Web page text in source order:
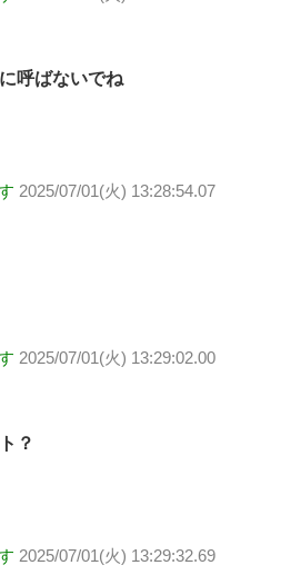
呼ばないでね
2025/07/01(火) 13:28:54.07
2025/07/01(火) 13:29:02.00
？
2025/07/01(火) 13:29:32.69